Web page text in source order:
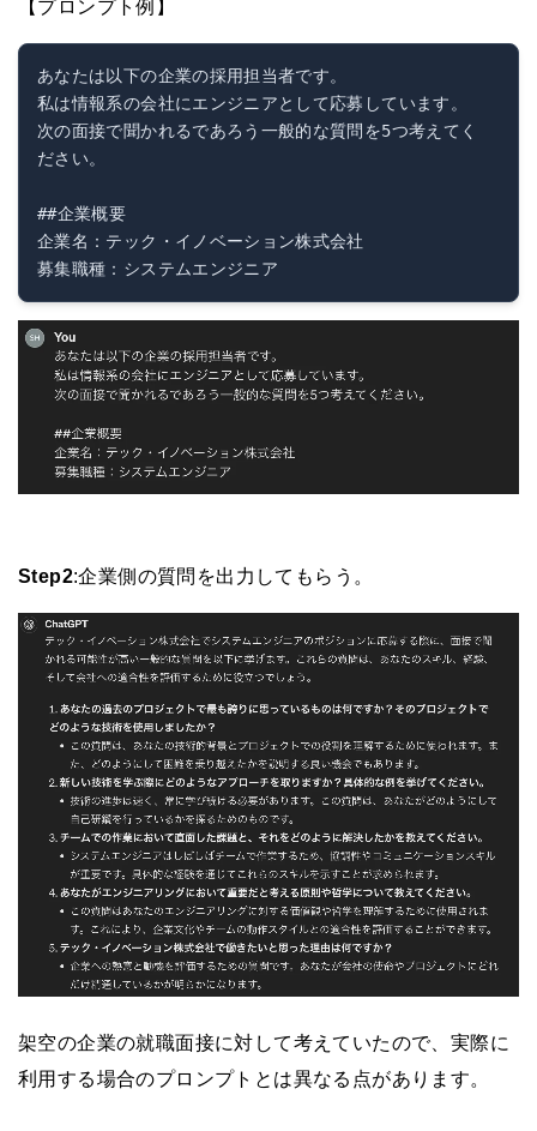
【プロンプト例】
あなたは以下の企業の採用担当者です。
私は情報系の会社にエンジニアとして応募しています。
次の面接で聞かれるであろう一般的な質問を5つ考えてく
ださい。
##企業概要
企業名：テック・イノベーション株式会社
Step2:企業側の質問を出力してもらう。
架空の企業の就職面接に対して考えていたので、実際に
利用する場合のプロンプトとは異なる点があります。